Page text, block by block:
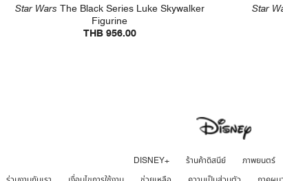
Star Wars The Black Series Luke Skywalker
Figurine
THB 956.00
Star
DISNEY+ ร้านค้าดิสนีย์ ภาพยนตร์